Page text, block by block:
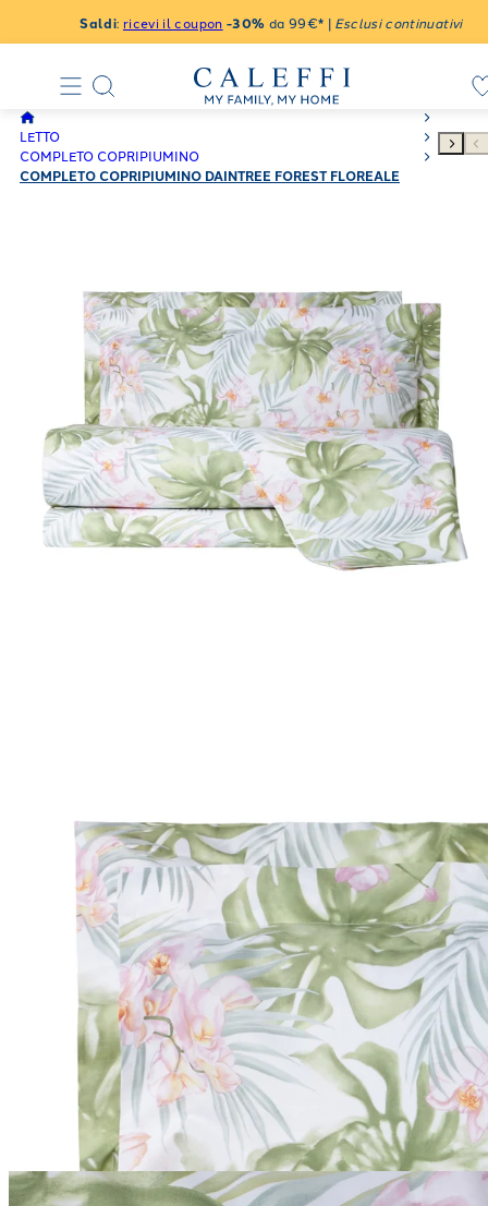
Saldi: ricevi il coupon -30% da 99€* | Esclusi continuativi
LETTO
COMPLETO COPRIPIUMINO
COMPLETO COPRIPIUMINO DAINTREE FOREST FLOREALE